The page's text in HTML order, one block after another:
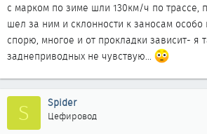
с марком по зиме шли 130км/ч по трассе,
шел за ним и склонности к заносам особо
спорю, многое и от прокладки зависит- я
заднеприводных не чувствую...
S Spider
Цефировод